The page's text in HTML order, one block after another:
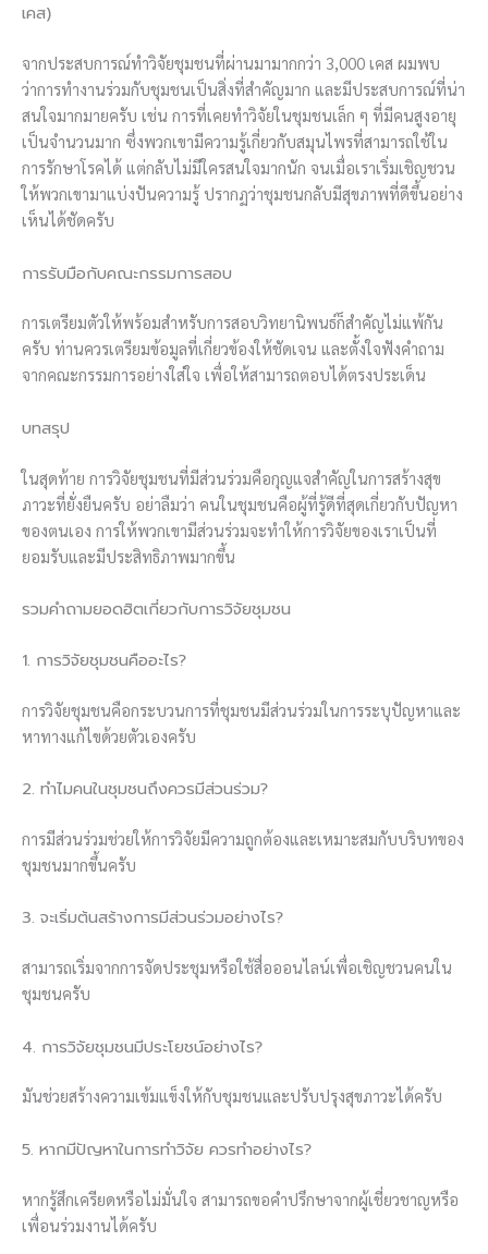
เคส)
จากประสบการณ์ทำวิจัยชุมชนที่ผ่านมามากกว่า 3,000 เคส ผมพบ
ว่าการทำงานร่วมกับชุมชนเป็นสิ่งที่สำคัญมาก และมีประสบการณ์ที่น่า
สนใจมากมายครับ เช่น การที่เคยทำวิจัยในชุมชนเล็ก ๆ ที่มีคนสูงอายุ
เป็นจำนวนมาก ซึ่งพวกเขามีความรู้เกี่ยวกับสมุนไพรที่สามารถใช้ใน
การรักษาโรคได้ แต่กลับไม่มีใครสนใจมากนัก จนเมื่อเราเริ่มเชิญชวน
ให้พวกเขามาแบ่งปันความรู้ ปรากฏว่าชุมชนกลับมีสุขภาพที่ดีขึ้นอย่าง
เห็นได้ชัดครับ
การรับมือกับคณะกรรมการสอบ
การเตรียมตัวให้พร้อมสำหรับการสอบวิทยานิพนธ์ก็สำคัญไม่แพ้กัน
ครับ ท่านควรเตรียมข้อมูลที่เกี่ยวข้องให้ชัดเจน และตั้งใจฟังคำถาม
จากคณะกรรมการอย่างใส่ใจ เพื่อให้สามารถตอบได้ตรงประเด็น
บทสรุป
ในสุดท้าย การวิจัยชุมชนที่มีส่วนร่วมคือกุญแจสำคัญในการสร้างสุข
ภาวะที่ยั่งยืนครับ อย่าลืมว่า คนในชุมชนคือผู้ที่รู้ดีที่สุดเกี่ยวกับปัญหา
ของตนเอง การให้พวกเขามีส่วนร่วมจะทำให้การวิจัยของเราเป็นที่
ยอมรับและมีประสิทธิภาพมากขึ้น
รวมคำถามยอดฮิตเกี่ยวกับการวิจัยชุมชน
1. การวิจัยชุมชนคืออะไร?
การวิจัยชุมชนคือกระบวนการที่ชุมชนมีส่วนร่วมในการระบุปัญหาและ
หาทางแก้ไขด้วยตัวเองครับ
2. ทำไมคนในชุมชนถึงควรมีส่วนร่วม?
การมีส่วนร่วมช่วยให้การวิจัยมีความถูกต้องและเหมาะสมกับบริบทของ
ชุมชนมากขึ้นครับ
3. จะเริ่มต้นสร้างการมีส่วนร่วมอย่างไร?
สามารถเริ่มจากการจัดประชุมหรือใช้สื่อออนไลน์เพื่อเชิญชวนคนใน
ชุมชนครับ
4. การวิจัยชุมชนมีประโยชน์อย่างไร?
มันช่วยสร้างความเข้มแข็งให้กับชุมชนและปรับปรุงสุขภาวะได้ครับ
5. หากมีปัญหาในการทำวิจัย ควรทำอย่างไร?
หากรู้สึกเครียดหรือไม่มั่นใจ สามารถขอคำปรึกษาจากผู้เชี่ยวชาญหรือ
เพื่อนร่วมงานได้ครับ